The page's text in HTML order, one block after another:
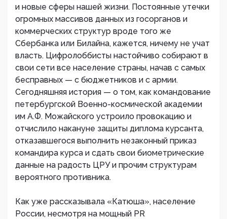
и новые сферы нашей жизни. Постоянные утечки
огромных массивов данных из госорганов и
коммерческих структур вроде того же
Сбербанка или Билайна, кажется, ничему не учат
власть. Цифролоббисты настойчиво собирают в
свои сети все население страны, начав с самых
бесправных — с бюджетников и с армии.
Сегодняшняя история — о том, как командование
петербургской Военно-космической академии
им А.Ф. Можайского устроило провокацию и
отчислило накануне защиты диплома курсанта,
отказавшегося выполнить незаконный приказ
командира курса и сдать свои биометрические
данные на радость ЦРУ и прочим структурам
вероятного противника.
Как уже рассказывала «Катюша», население
России, несмотря на мощный PR